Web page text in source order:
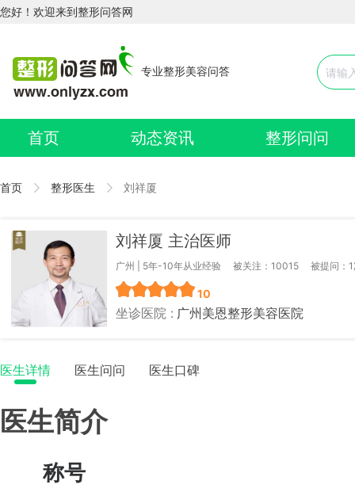
您好！欢迎来到整形问答网
专业整形美容问答
首页 动态资讯 整形问问
首页 整形医生 刘祥厦
刘祥厦 主治医师
广州 | 5年-10年从业经验 被关注：10015 被提问：
10
坐诊医院 : 广州美恩整形美容医院
医生详情 医生问问 医生口碑
医生简介
称号